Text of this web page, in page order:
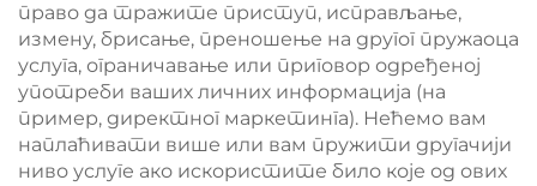
право да тражите приступ, исправљање,
измену, брисање, преношење на другог пружаоца
услуга, ограничавање или приговор одређеној
употреби ваших личних информација (на
пример, директног маркетинга). Нећемо вам
наплаћивати више или вам пружити другачији
ниво услуге ако искористите било које од ових